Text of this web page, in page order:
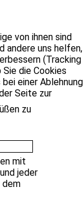
zu
mit
jeder
dem
von ihnen sind
andere uns helfen,
(Tracking
die Cookies
einer Ablehnung
Seite zur